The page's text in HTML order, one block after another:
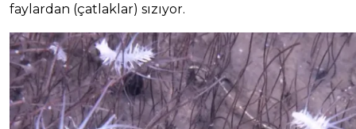
faylardan (çatlaklar) sızıyor.